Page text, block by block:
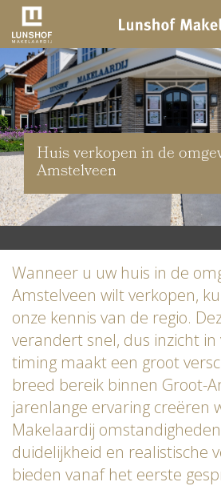
Huis verkopen in de
Amstelveen
Wanneer u uw huis in de
Amstelveen wilt verkopen,
onze kennis van de regio.
verandert snel, dus inzicht in
timing maakt een groot
breed bereik binnen Groot-
jarenlange ervaring creëren
Makelaardij
duidelijkheid en realistische
bieden vanaf het eerste